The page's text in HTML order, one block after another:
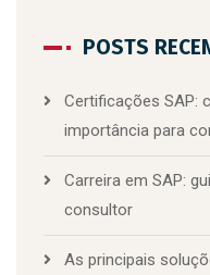
POSTS
Certificações SAP:
importância para
Carreira em SAP:
consultor
As principais